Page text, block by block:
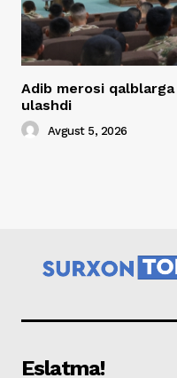
Adib merosi
ulashdi
Avgust 5, 2026
Eslatma!